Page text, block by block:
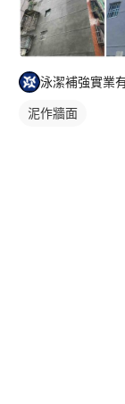
泳潔補強實業
泥作牆面